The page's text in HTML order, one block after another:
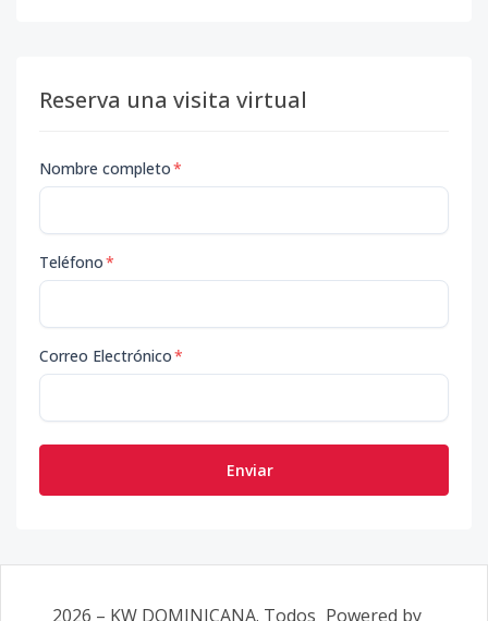
Reserva una visita virtual
Nombre completo*
Teléfono*
Correo Electrónico*
Enviar
2026 – KW DOMINICANA. Todos Powered by